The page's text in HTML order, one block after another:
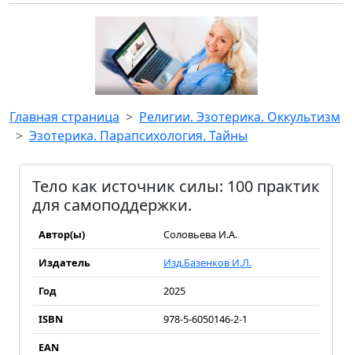
Главная страница
Религии. Эзотерика. Оккультизм
Эзотерика. Парапсихология. Тайны
Тело как источник силы: 100 практик
для самоподдержки.
Автор(ы)
Соловьева И.А.
Издатель
Изд.Базенков И.Л.
Год
2025
ISBN
978-5-6050146-2-1
EAN